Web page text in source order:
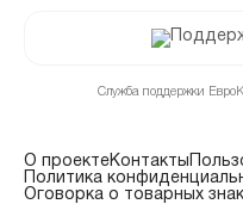
Служба поддержки
О проектеКонтакты
Политика
Оговорка о товарных